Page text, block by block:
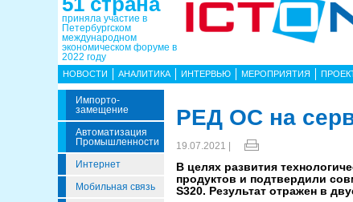
приняла участие в
Петербургском
международном
экономическом форуме в
2022 году
НОВОСТИ АНАЛИТИКА ИНТЕРВЬЮ МЕРОПРИЯТИЯ
Импорто­
Замещение
Автоматизация
Промышленности
Интернет
Мобильная связь
РЕД ОС на
19.07.2021 |
В целях развития
продуктов и подтвердили
S320. Результат отражен в